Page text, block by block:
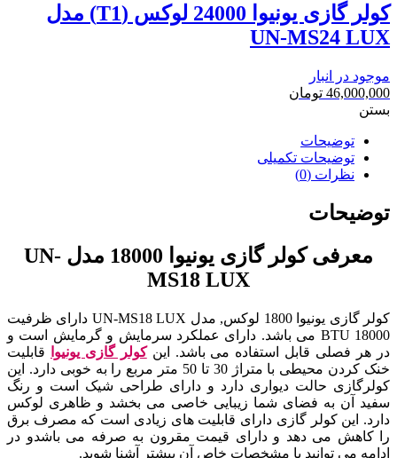
کولر گازی یونیوا 24000 لوکس (T1) مدل
UN-MS24 LUX
موجود در انبار
46,000,000 تومان
بستن
توضیحات
توضیحات تکمیلی
نظرات (0)
توضیحات
معرفی کولر گازی یونیوا 18000 مدل UN-
MS18 LUX
کولر گازی یونیوا 1800 لوکس, مدل UN-MS18 LUX دارای ظرفیت
18000 BTU می باشد. دارای عملکرد سرمایش و گرمایش است و
در هر فصلی قابل استفاده می باشد. اینکولر گازی یونیوا
قابلیت
خنک کردن محیطی با متراژ 30 تا 50 متر مربع را به خوبی دارد. این
کولرگازی حالت دیواری دارد و دارای طراحی شیک است و رنگ
سفید آن به فضای شما زیبایی خاصی می بخشد و ظاهری لوکس
دارد. این کولر گازی دارای قابلیت های زیادی است که مصرف برق
را کاهش می دهد و دارای قیمت مقرون به صرفه می باشدو در
ادامه می توانید با مشخصات خاص آن بیشتر آشنا شوید.